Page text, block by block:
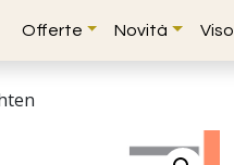
Offerte Novità Viso